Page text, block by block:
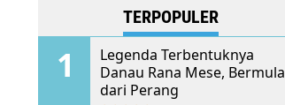
TERPOPULER
Legenda Terbentuknya
Danau Rana Mese, Bermula
dari Perang